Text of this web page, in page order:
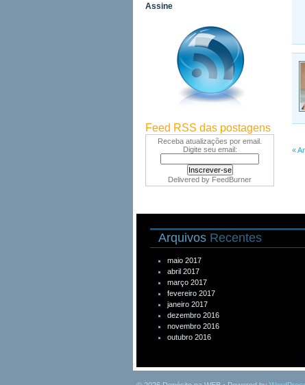
Assine
Feed RSS das postagens
Receba atualizações por email.
Digite seu email:
Delivered by FeedBurner
«
Arquivos Recentes
maio 2017
abril 2017
março 2017
fevereiro 2017
janeiro 2017
dezembro 2016
novembro 2016
outubro 2016